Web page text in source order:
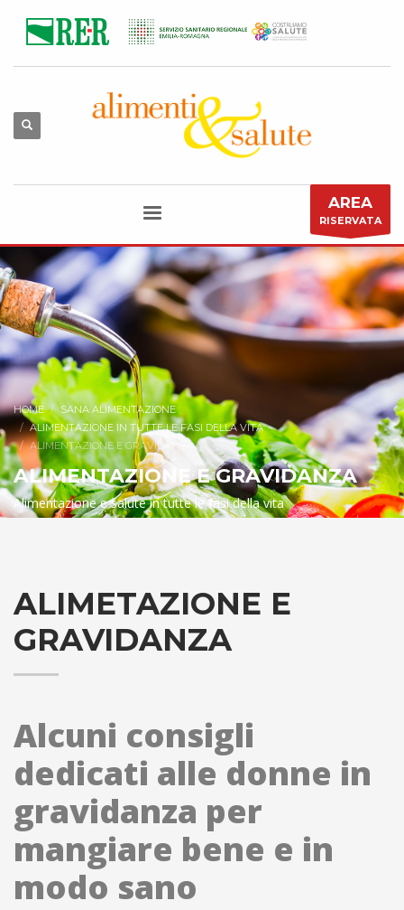
AREA
RISERVATA
HOME
SANA ALIMENTAZIONE
ALIMENTAZIONE IN TUTTE LE FASI DELLA VITA
ALIMENTAZIONE E GRAVIDANZA
ALIMENTAZIONE E GRAVIDANZA
Alimentazione e salute in tutte le fasi della vita
ALIMETAZIONE E
GRAVIDANZA
Alcuni consigli
dedicati alle donne in
gravidanza per
mangiare bene e in
modo sano